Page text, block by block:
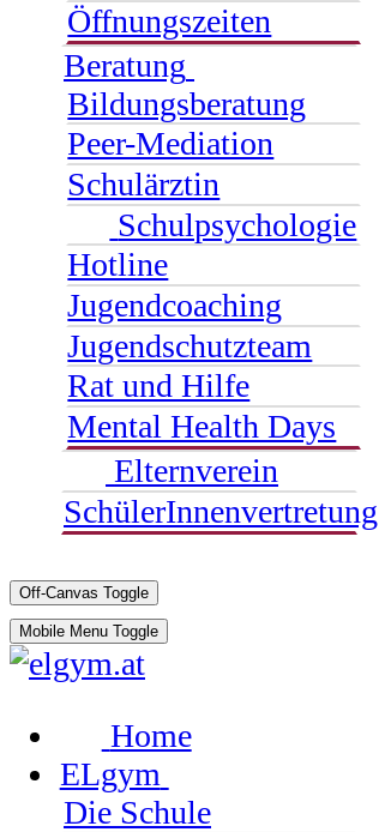
Öffnungszeiten
Beratung
Bildungsberatung
Peer-Mediation
Schulärztin
Schulpsychologie
Hotline
Jugendcoaching
Jugendschutzteam
Rat und Hilfe
Mental Health Days
Elternverein
SchülerInnenvertretung
Off-Canvas Toggle
Mobile Menu Toggle
Home
ELgym
Die Schule